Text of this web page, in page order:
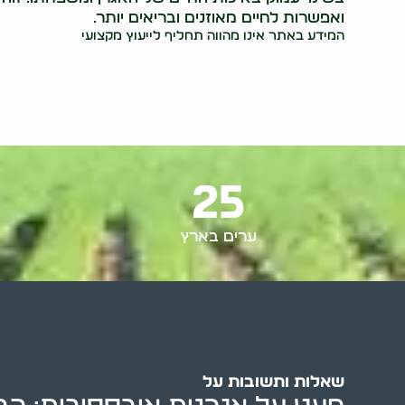
ואפשרות לחיים מאוזנים ובריאים יותר.
המידע באתר אינו מהווה תחליף לייעוץ מקצועי
ערים בארץ
25
שאלות ותשובות על